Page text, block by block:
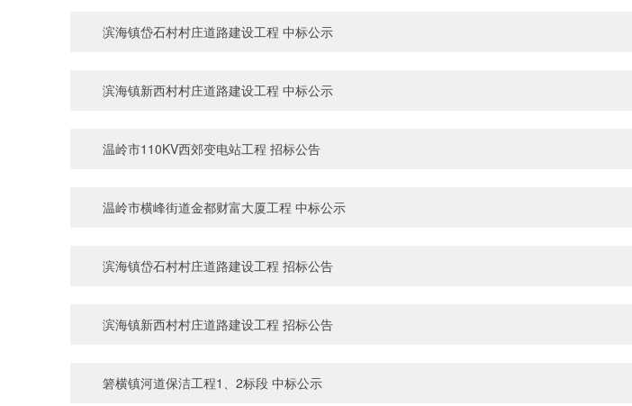
滨海镇岱石村村庄道路建设工程 中标公示
滨海镇新西村村庄道路建设工程 中标公示
温岭市110KV西郊变电站工程 招标公告
温岭市横峰街道金都财富大厦工程 中标公示
滨海镇岱石村村庄道路建设工程 招标公告
滨海镇新西村村庄道路建设工程 招标公告
箬横镇河道保洁工程1、2标段 中标公示